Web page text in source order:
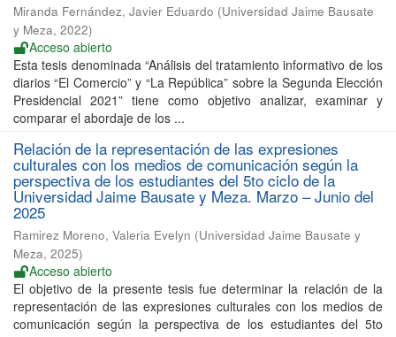
Miranda Fernández, Javier Eduardo (Universidad Jaime Bausate
y Meza, 2022)
Acceso abierto
Esta tesis denominada “Análisis del tratamiento informativo de los
diarios “El Comercio” y “La República” sobre la Segunda Elección
Presidencial 2021” tiene como objetivo analizar, examinar y
comparar el abordaje de los ...
Relación de la representación de las expresiones
culturales con los medios de comunicación según la
perspectiva de los estudiantes del 5to ciclo de la
Universidad Jaime Bausate y Meza. Marzo – Junio del
2025
Ramirez Moreno, Valeria Evelyn (Universidad Jaime Bausate y
Meza, 2025)
Acceso abierto
El objetivo de la presente tesis fue determinar la relación de la
representación de las expresiones culturales con los medios de
comunicación según la perspectiva de los estudiantes del 5to